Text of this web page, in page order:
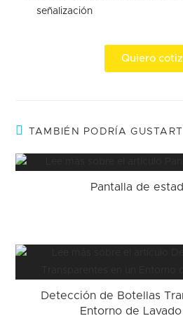
señalización
Quiero
TAMBIÉN PODRÍA
Pantalla de
Detección de Botellas
Entorno de